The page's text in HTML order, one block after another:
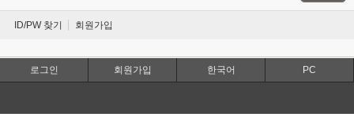
ID/PW 찾기 회원가입
로그인 회원가입 한국어 PC